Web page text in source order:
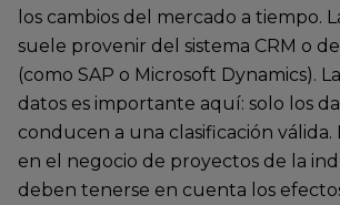
los cambios del mercado a tiempo.
suele provenir del sistema CRM o
(como SAP o Microsoft Dynamics).
datos es importante aquí: solo los
conducen a una clasificación válida.
en el negocio de proyectos de la
deben tenerse en cuenta los